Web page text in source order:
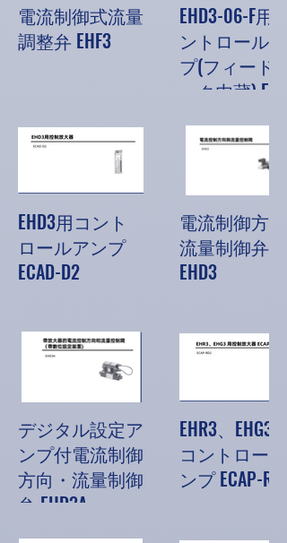
電流制御式流量
調整弁 EHF3
EHD3-06-F用コ
ントロールア
プ(フィードバ
ック内蔵)
EHD3用コント
ロールアンプ
ECAD-D2
電流制御方向
流量制御弁
EHD3
デジタル設定ア
ンプ付電流制御
方向・流量制御
弁 EHD3A
EHR3、EHG3用
コントロール
ンプ ECAP-RD2